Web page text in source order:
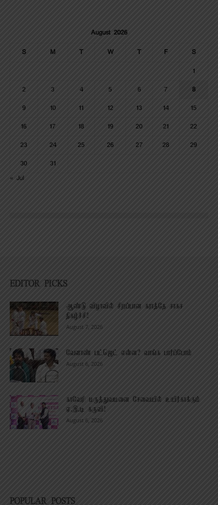
August 2026
S M T W T F S
1
2 3 4 5 6 7 8
9 10 11 12 13 14 15
16 17 18 19 20 21 22
23 24 25 26 27 28 29
30
31
« Jul
EDITOR PICKS
ஆண்டு விழாவில் சிறப்பான கராத்தே சாகச
நிகழ்ச்சி!
August 7, 2026
வேளாண் பட்ஜெட் என்ன? வாங்க பார்ப்போம்
August 6, 2026
காவேரி மருத்துவமனை சேவையில் உயிர்காக்கும்
ஏ.இ.டி கருவி!
August 6, 2026
POPULAR POSTS